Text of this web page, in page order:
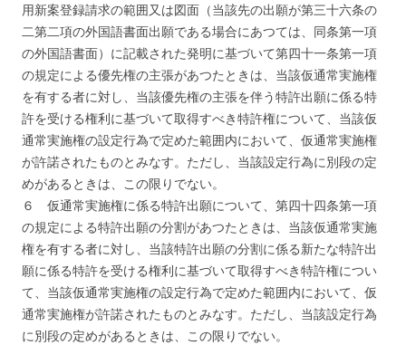
用新案登録請求の範囲又は図面（当該先の出願が第三十六条の
二第二項の外国語書面出願である場合にあつては、同条第一項
の外国語書面）に記載された発明に基づいて第四十一条第一項
の規定による優先権の主張があつたときは、当該仮通常実施権
を有する者に対し、当該優先権の主張を伴う特許出願に係る特
許を受ける権利に基づいて取得すべき特許権について、当該仮
通常実施権の設定行為で定めた範囲内において、仮通常実施権
が許諾されたものとみなす。ただし、当該設定行為に別段の定
めがあるときは、この限りでない。
６ 仮通常実施権に係る特許出願について、第四十四条第一項
の規定による特許出願の分割があつたときは、当該仮通常実施
権を有する者に対し、当該特許出願の分割に係る新たな特許出
願に係る特許を受ける権利に基づいて取得すべき特許権につい
て、当該仮通常実施権の設定行為で定めた範囲内において、仮
通常実施権が許諾されたものとみなす。ただし、当該設定行為
に別段の定めがあるときは、この限りでない。